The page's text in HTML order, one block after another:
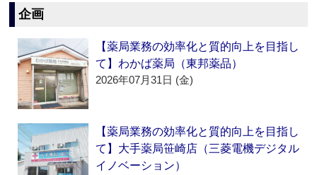
企画
【薬局業務の効率化と質的向上を目指し
て】わかば薬局（東邦薬品）
2026年07月31日 (金)
【薬局業務の効率化と質的向上を目指し
て】大手薬局笹崎店（三菱電機デジタル
イノベーション）